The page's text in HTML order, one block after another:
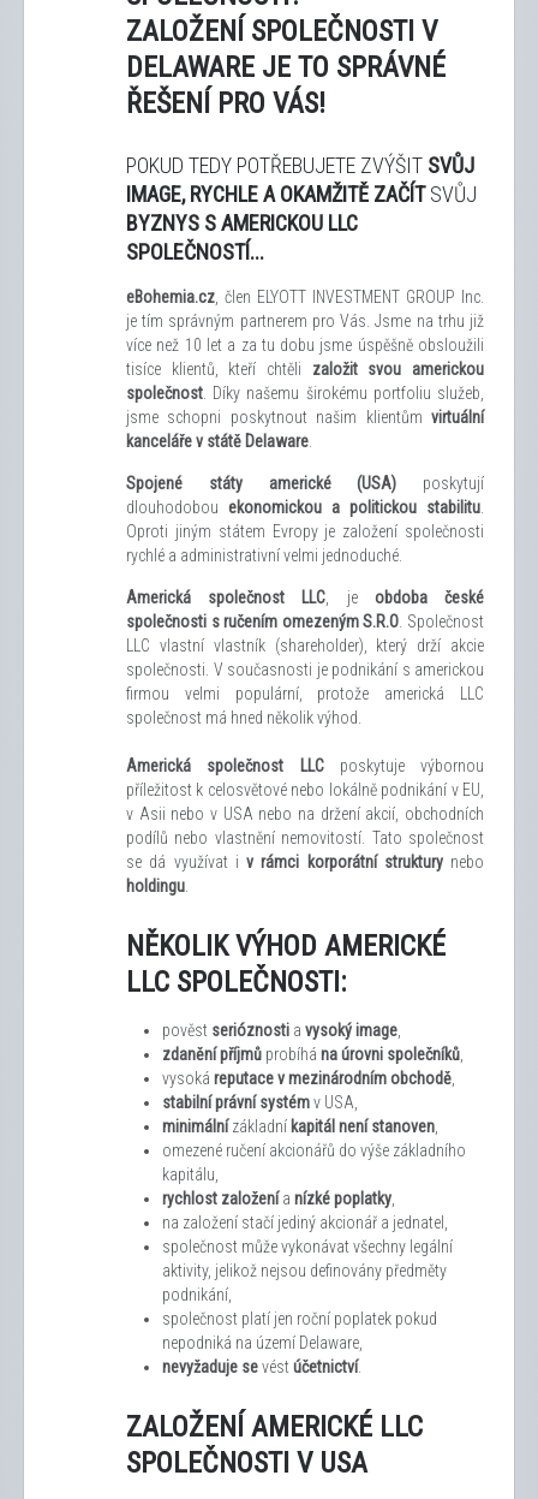
ZALOŽENÍ SPOLEČNOSTI V
DELAWARE JE TO SPRÁVNÉ
ŘEŠENÍ PRO VÁS!
POKUD TEDY POTŘEBUJETE ZVÝŠIT SVŮJ
IMAGE,RYCHLE A OKAMŽITĚ ZAČÍTSVŮJ
BYZNYS S AMERICKOU LLC
SPOLEČNOSTÍ...
eBohemia.cz , člen ELYOTT INVESTMENT GROUP Inc.
je tím správným partnerem pro Vás. Jsme na trhu již
více než 10 let a za tu dobu jsme úspěšně obsloužili
tisíce klientů, kteří chtěli založit svou americkou
společnost . Díky našemu širokému portfoliu služeb,
jsme schopni poskytnout našim klientům virtuální
kanceláře v státě Delaware
Spojené státy americké (USA) poskytují
dlouhodobou ekonomickou a politickou stabilitu
Oproti jiným státem Evropy je založení společnosti
rychlé a administrativní velmi jednoduché.
Americká společnost LLC , je obdoba české
společnosti s ručením omezeným S.R.O . Společnost
LLC vlastní vlastník (shareholder), který drží akcie
společnosti. V současnosti je podnikání s americkou
firmou velmi populární, protože americká LLC
společnost má hned několik výhod.
Americká společnost LLCposkytuje výbornou
příležitost k celosvětové nebo lokálně podnikání v EU,
v Asii nebo v USA nebo na držení akcií, obchodních
podílů nebo vlastnění nemovitostí. Tato společnost
se dá využívat i v rámci korporátní strukturynebo
holdingu
NĚKOLIK VÝHOD AMERICKÉ
LLC SPOLEČNOSTI:
pověst serióznosti a vysoký image
zdanění příjmů probíhá na úrovni společníků
vysoká reputace v mezinárodním obchodě
stabilní právní systémv USA,
minimálnízákladní kapitál není stanoven
omezené ručení akcionářů do výše základního
kapitálu,
rychlost založenía nízké poplatky
na založení stačí jediný akcionář a jednatel,
společnost může vykonávat všechny legální
aktivity, jelikož nejsou definovány předměty
podnikání,
společnost platí jen roční poplatek pokud
nepodniká na území Delaware,
nevyžaduje sevést účetnictví.
ZALOŽENÍ AMERICKÉ LLC
SPOLEČNOSTI V USA